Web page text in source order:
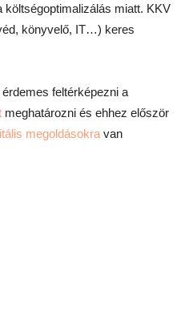
miatt. KKV
könyvelő, IT…) keres
feltérképezni a
meghatározni és ehhez először
megoldásokra van